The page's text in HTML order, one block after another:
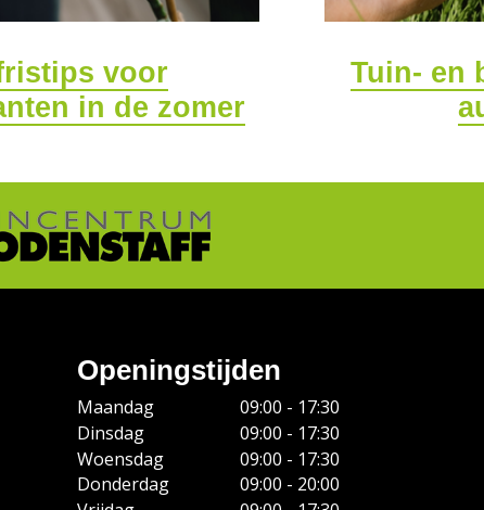
voor
in de zomer
Tuin- en
Openingstijden
Maandag
09:00 - 17:30
Dinsdag
09:00 - 17:30
Woensdag
09:00 - 17:30
Donderdag
09:00 - 20:00